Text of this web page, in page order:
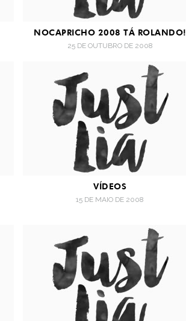
NOCAPRICHO 2008 TÁ ROLANDO!
25 DE OUTUBRO DE 2008
VÍDEOS
15 DE MAIO DE 2008